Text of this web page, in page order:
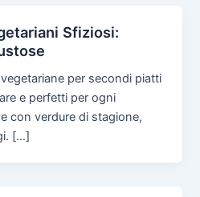
Sfiziosi:
per secondi piatti
e perfetti per ogni
con verdure di stagione,
[…]